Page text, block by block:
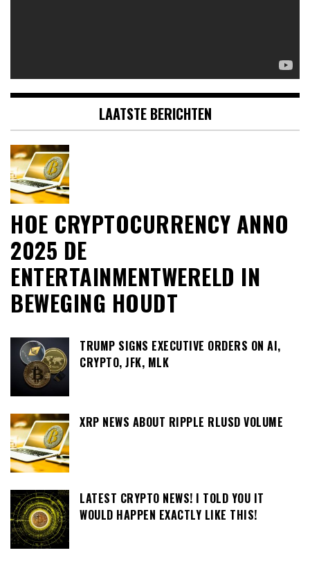
LAATSTE BERICHTEN
HOE CRYPTOCURRENCY ANNO
2025 DE
ENTERTAINMENTWERELD IN
BEWEGING HOUDT
TRUMP SIGNS EXECUTIVE ORDERS ON AI,
CRYPTO, JFK, MLK
XRP NEWS ABOUT RIPPLE RLUSD VOLUME
LATEST CRYPTO NEWS! I TOLD YOU IT
WOULD HAPPEN EXACTLY LIKE THIS!